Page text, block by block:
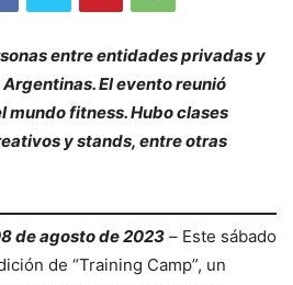
entre entidades privadas y
El evento reunió
fitness. Hubo clases
y stands, entre otras
de agosto de 2023 – Este sábado
de “Training Camp”, un